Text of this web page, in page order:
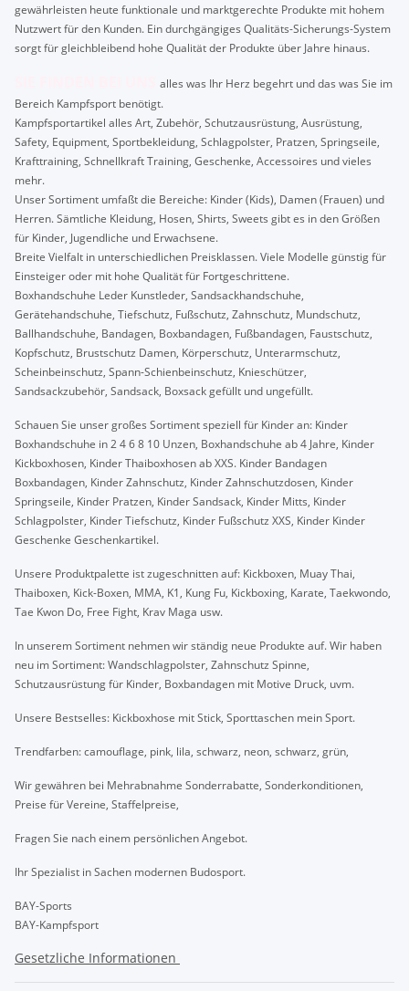
gewährleisten heute funktionale und marktgerechte Produkte mit hohem
Nutzwert für den Kunden. Ein durchgängiges Qualitäts-Sicherungs-System
sorgt für gleichbleibend hohe Qualität der Produkte über Jahre hinaus.
alles was Ihr Herz begehrt und das was Sie im
Bereich Kampfsport benötigt.
Kampfsportartikel alles Art, Zubehör, Schutzausrüstung, Ausrüstung,
Safety, Equipment, Sportbekleidung, Schlagpolster, Pratzen, Springseile,
Krafttraining, Schnellkraft Training, Geschenke, Accessoires und vieles
mehr.
Unser Sortiment umfaßt die Bereiche: Kinder (Kids), Damen (Frauen) und
Herren. Sämtliche Kleidung, Hosen, Shirts, Sweets gibt es in den Größen
für Kinder, Jugendliche und Erwachsene.
Breite Vielfalt in unterschiedlichen Preisklassen. Viele Modelle günstig für
Einsteiger oder mit hohe Qualität für Fortgeschrittene.
Boxhandschuhe Leder Kunstleder, Sandsackhandschuhe,
Gerätehandschuhe, Tiefschutz, Fußschutz, Zahnschutz, Mundschutz,
Ballhandschuhe, Bandagen, Boxbandagen, Fußbandagen, Faustschutz,
Kopfschutz, Brustschutz Damen, Körperschutz, Unterarmschutz,
Scheinbeinschutz, Spann-Schienbeinschutz, Knieschützer,
Sandsackzubehör, Sandsack, Boxsack gefüllt und ungefüllt.
Schauen Sie unser großes Sortiment speziell für Kinder an: Kinder
Boxhandschuhe in 2 4 6 8 10 Unzen, Boxhandschuhe ab 4 Jahre, Kinder
Kickboxhosen, Kinder Thaiboxhosen ab XXS. Kinder Bandagen
Boxbandagen, Kinder Zahnschutz, Kinder Zahnschutzdosen, Kinder
Springseile, Kinder Pratzen, Kinder Sandsack, Kinder Mitts, Kinder
Schlagpolster, Kinder Tiefschutz, Kinder Fußschutz XXS, Kinder Kinder
Geschenke Geschenkartikel.
Unsere Produktpalette ist zugeschnitten auf: Kickboxen, Muay Thai,
Thaiboxen, Kick-Boxen, MMA, K1, Kung Fu, Kickboxing, Karate, Taekwondo,
Tae Kwon Do, Free Fight, Krav Maga usw.
In unserem Sortiment nehmen wir ständig neue Produkte auf. Wir haben
neu im Sortiment: Wandschlagpolster, Zahnschutz Spinne,
Schutzausrüstung für Kinder, Boxbandagen mit Motive Druck, uvm.
Unsere Bestselles: Kickboxhose mit Stick, Sporttaschen mein Sport.
Trendfarben: camouflage, pink, lila, schwarz, neon, schwarz, grün,
Wir gewähren bei Mehrabnahme Sonderrabatte, Sonderkonditionen,
Preise für Vereine, Staffelpreise,
Fragen Sie nach einem persönlichen Angebot.
Ihr Spezialist in Sachen modernen Budosport.
BAY-Sports
BAY-Kampfsport
Gesetzliche Informationen